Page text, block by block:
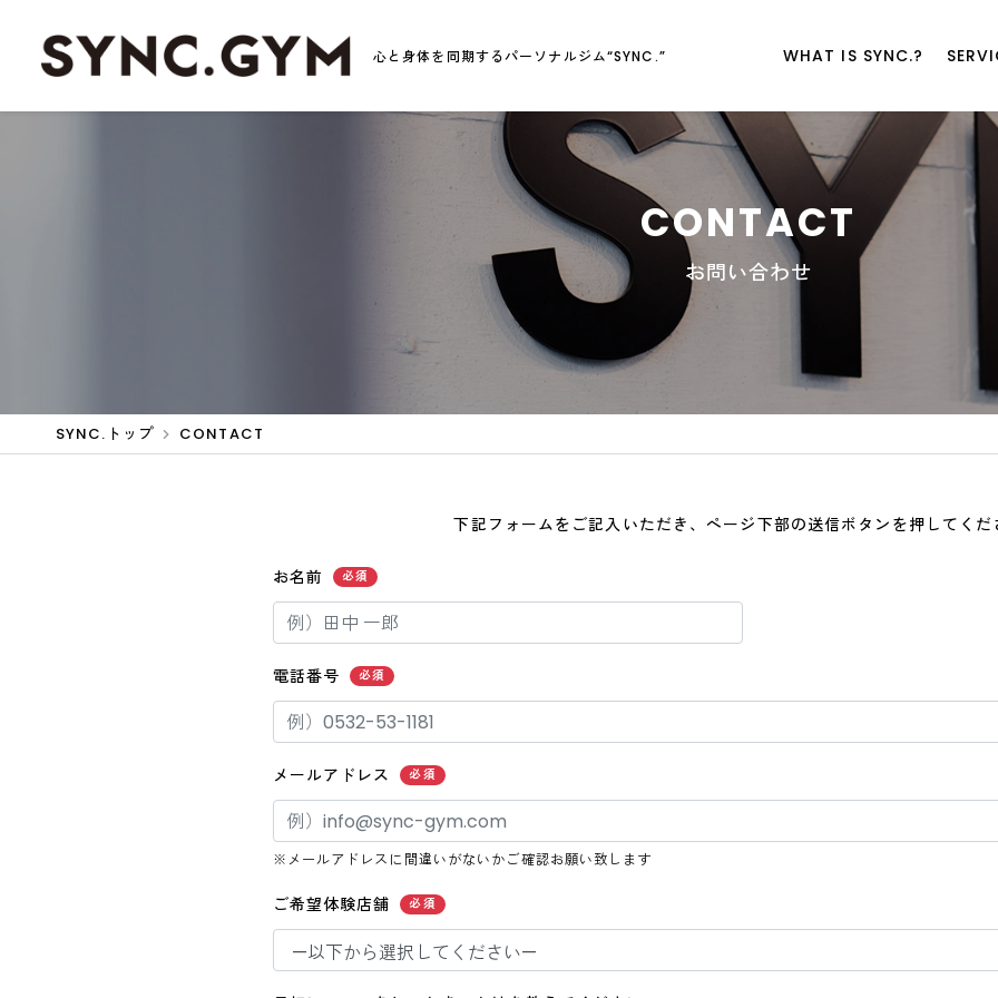
心と身体を同期するパーソナルジム“SYNC.” WHAT IS SYNC.?
CONTACT
お問い合わせ
SYNC.トップ CONTACT
下記フォームをご記入いただき、ページ下部の送信ボタンを押してくだ
お名前 必須
電話番号 必須
メールアドレス 必須
※メールアドレスに間違いがないかご確認お願い致します
ご希望体験店舗 必須